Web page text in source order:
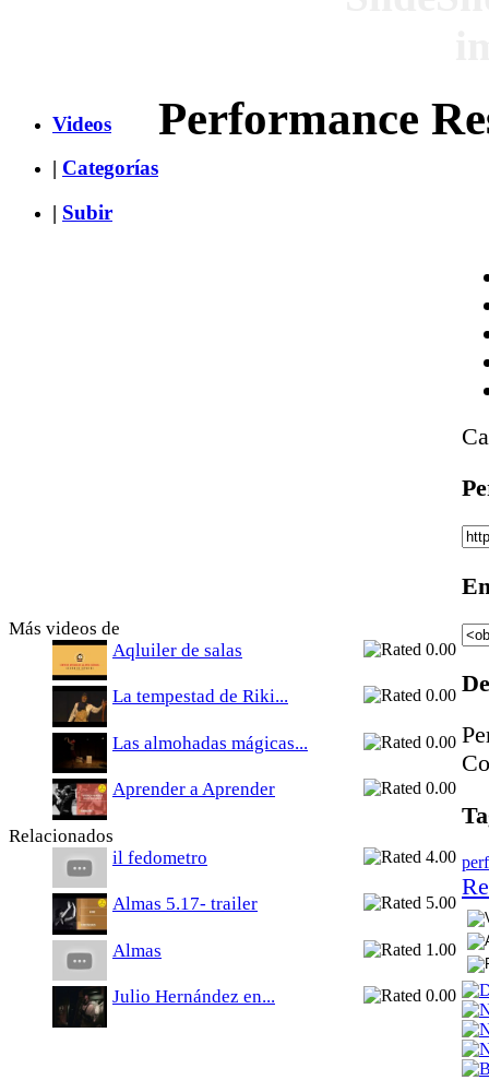
Videos
| Categorías
| Subir
Performance
Más videos de
Aqluiler de salas
La tempestad de Riki...
Las almohadas mágicas...
Aprender a Aprender
Relacionados
il fedometro
Almas 5.17- trailer
Almas
Julio Hernández en...